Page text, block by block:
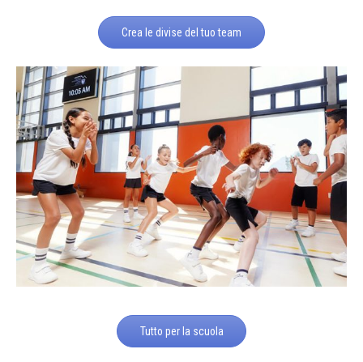
Crea le divise del tuo team
Tutto per la scuola